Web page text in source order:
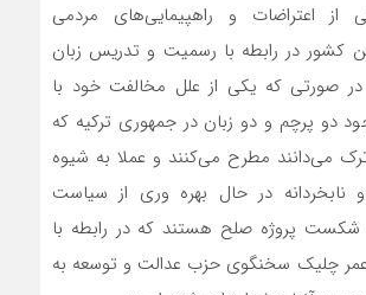
از اعتراضات و راهپیمایی‌های مردمی
کشور در رابطه با رسمیت و تدریس زبان
در صورتی که یکی از علل مخالفت خود با
دو پرچم و دو زبان در جمهوری ترکیه که
می‌دانند مطرح می‌کنند و عملا به شیوه
در حال بهره وری از سیاست
شکست پروژه صلح هستند که در رابطه با
عمر چلیک سخنگوی حزب عدالت و توسعه به